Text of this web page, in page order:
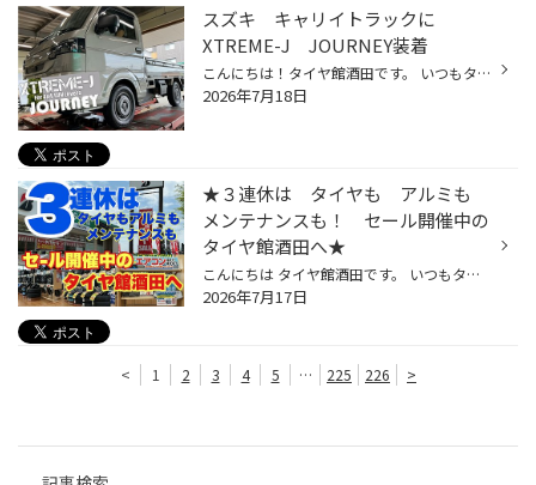
スズキ キャリイトラックに
XTREME-J JOURNEY装着
こんにちは！タイヤ館酒田です。 いつもタイヤ館酒田をご利用いただきありがとうございます。 今日は スズキ キャリイトラックにXTREME-J JOURNEY 装着のご紹介です 車種:キャリイトラック ホイール:XTREME-J JOURNEY ホイールサイズ:12x3.50B 4／100 45 JOURNEY ★ジャーニー★ 60年代のビンテージ...
2026年7月18日
★３連休は タイヤも アルミも
メンテナンスも！ セール開催中の
タイヤ館酒田へ★
こんにちは タイヤ館酒田です。 いつもタイヤ館酒田をご利用いただきありがとうございます。 ★3連休は タイヤも アルミも メンテナンスも！ セール開催中のタイヤ館酒田へ★ セール① 7/18(土)～8/2(日) ★SUV アルミホイールフェア★ 間もなく夏のお出かけシーズン到来！その前にアルミホイールをお考...
2026年7月17日
< 1 2 3 4 5 … 225 226 >